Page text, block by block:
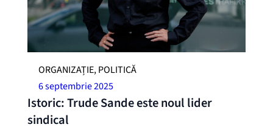
ORGANIZAȚIE, POLITICĂ
6 septembrie 2025
Istoric: Trude Sande este noul lider
sindical